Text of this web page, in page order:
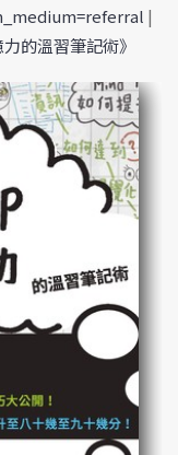
|
的溫習筆記術》